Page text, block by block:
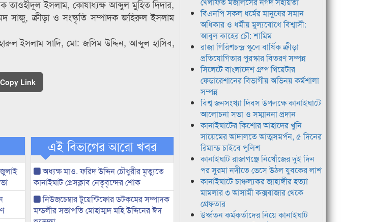
ইসলাম, কোষাধ্যক্ষ আব্দুল মুহিত দিদার,
সাজু, ক্রীড়া ও সংস্কৃতি সম্পাদক জহিরুল ইসলাম
ইসলাম সাদি, মো: জসিম উদ্দিন, আব্দুল হাসিব,
Copy Link
এই বিভাগের আরো খবর
অধ্যক্ষ মাও. ফরিদ উদ্দিন চৌধুরীর মৃত্যুতে
কানাইঘাট প্রেসক্লাব নেতৃবৃন্দের শোক
নিউজচেম্বার টুয়েন্টিফোর ডটকমের সম্পাদক
মন্ডলীর সভাপতি মোহাম্মদ মহি উদ্দিনের ঈদ
বিএনপি সকল ধর্মের মানুষের সমান
অধিকার ও ধর্মীয় মুল্যবোধে বিশ্বাসী:
আবুল কাহের চৌ: শামিম
রাজা গিরিশচন্দ্র স্কুলে বার্ষিক ক্রীড়া
প্রতিযোগিতার পুরস্কার বিতরণ সম্পন্ন
সিলেটে বাংলাদেশ গ্রুপ থিয়েটার
ফেডারেশানের বিভাগীয় অভিনয় কর্মশালা
সম্পন্ন
বিশ্ব জনসংখ্যা দিবস উপলক্ষে কানাইঘাটে
আলোচনা সভা ও সম্মাননা প্রদান
কানাইঘাটের কিশোর আহাদের খুনি
সায়েমের আদালতে আত্মসমর্পন, ৫ দিনের
রিমান্ড চাইবে পুলিশ
কানাইঘাট রাজাগঞ্জে নিখোঁজের দুই দিন
পর সুরমা নদীতে ভেসে উঠল যুবকের লাশ
কানাইঘাটে চাঞ্চল্যকর জাহাঙ্গীর হত্যা
মামলার ৩ আসামী কক্সবাজার থেকে
গ্রেফতার
উর্ধ্বতন কর্মকর্তাদের নিয়ে কানাইঘাট